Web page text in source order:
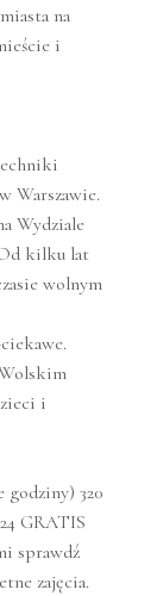
na
i
Warszawie.
Wydziale
kilku lat
wolnym
i
godziny) 320
GRATIS
sprawdź
zajęcia.